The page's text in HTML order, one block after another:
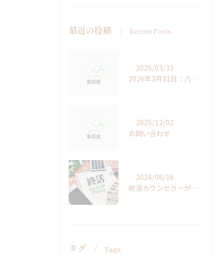
最近の投稿 Recent Posts
2026/03/31
2026年3月31日：八王子の春と、見送る心
2025/12/02
お問い合わせ
2024/08/16
終活カウンセラーがいます。八王子市斎場 南多摩斎場｜公営式場 市営斎場｜【東花堂】八王子の葬儀・家族葬・直葬
タグ Tags